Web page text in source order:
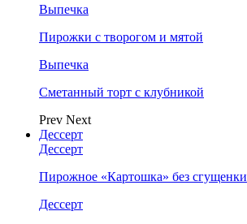
Выпечка
Пирожки с творогом и мятой
Выпечка
Сметанный торт с клубникой
Prev Next
Дессерт
Дессерт
Пирожное «Картошка» без сгущенки
Дессерт